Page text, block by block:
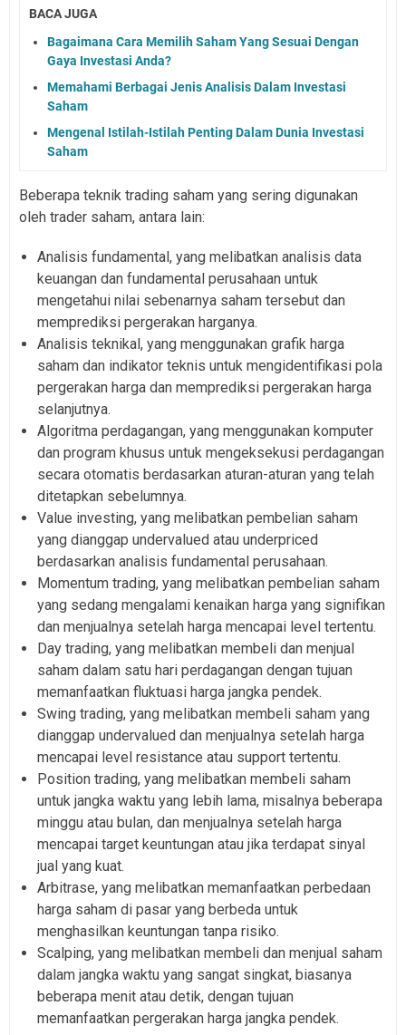
BACA JUGA
Bagaimana Cara Memilih Saham Yang Sesuai Dengan
Gaya Investasi Anda?
Memahami Berbagai Jenis Analisis Dalam Investasi
Saham
Mengenal Istilah-Istilah Penting Dalam Dunia Investasi
Saham
Beberapa teknik trading saham yang sering digunakan
oleh trader saham, antara lain:
Analisis fundamental, yang melibatkan analisis data
keuangan dan fundamental perusahaan untuk
mengetahui nilai sebenarnya saham tersebut dan
memprediksi pergerakan harganya.
Analisis teknikal, yang menggunakan grafik harga
saham dan indikator teknis untuk mengidentifikasi pola
pergerakan harga dan memprediksi pergerakan harga
selanjutnya.
Algoritma perdagangan, yang menggunakan komputer
dan program khusus untuk mengeksekusi perdagangan
secara otomatis berdasarkan aturan-aturan yang telah
ditetapkan sebelumnya.
Value investing, yang melibatkan pembelian saham
yang dianggap undervalued atau underpriced
berdasarkan analisis fundamental perusahaan.
Momentum trading, yang melibatkan pembelian saham
yang sedang mengalami kenaikan harga yang signifikan
dan menjualnya setelah harga mencapai level tertentu.
Day trading, yang melibatkan membeli dan menjual
saham dalam satu hari perdagangan dengan tujuan
memanfaatkan fluktuasi harga jangka pendek.
Swing trading, yang melibatkan membeli saham yang
dianggap undervalued dan menjualnya setelah harga
mencapai level resistance atau support tertentu.
Position trading, yang melibatkan membeli saham
untuk jangka waktu yang lebih lama, misalnya beberapa
minggu atau bulan, dan menjualnya setelah harga
mencapai target keuntungan atau jika terdapat sinyal
jual yang kuat.
Arbitrase, yang melibatkan memanfaatkan perbedaan
harga saham di pasar yang berbeda untuk
menghasilkan keuntungan tanpa risiko.
Scalping, yang melibatkan membeli dan menjual saham
dalam jangka waktu yang sangat singkat, biasanya
beberapa menit atau detik, dengan tujuan
memanfaatkan pergerakan harga jangka pendek.